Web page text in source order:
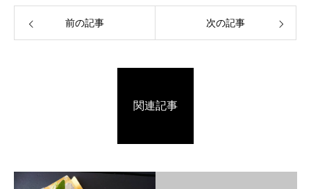
前の記事 次の記事
関連記事